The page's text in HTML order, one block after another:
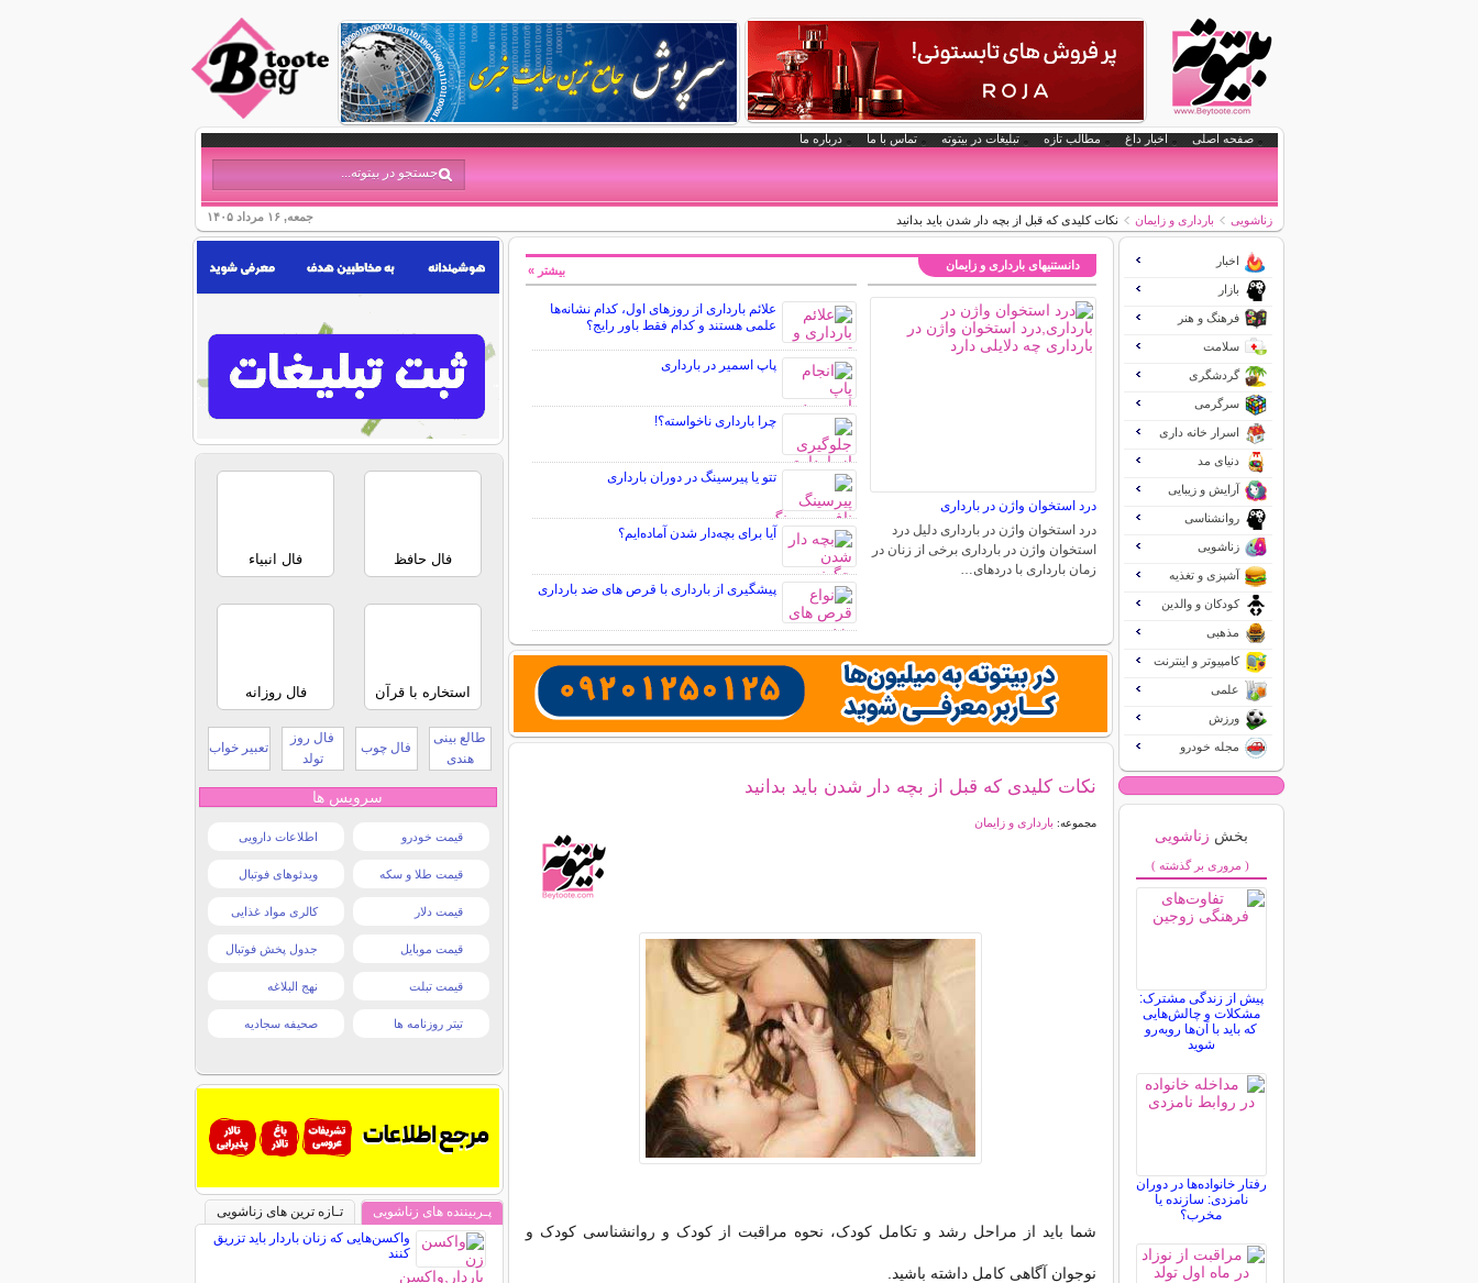
صفحه اصلی اخبار داغ مطالب تازه تبلیغات در بیتوته تماس با ما درباره ما
جمعه, ۱۶ مرداد ۱۴۰۵ زناشویی بارداری و زایمان نکات کلیدی که قبل از بچه دار شدن باید بدانید
دانستنیهای بارداری و زایمان
درد استخوان واژن در بارداری
درد استخوان واژن در بارداری دلیل درد
استخوان واژن در بارداری برخی از زنان در
زمان بارداری با دردهای…
علائم بارداری از روزهای اول، کدام نشانه‌ها
علمی هستند و کدام فقط باور رایج؟
پاپ اسمیر در بارداری
چرا بارداری ناخواسته؟!
تتو یا پیرسینگ در دوران بارداری
آیا برای بچه‌دار شدن آماده‌ایم؟
پیشگیری از بارداری با قرص های ضد بارداری
بیشتر »
نکات کلیدی که قبل از بچه دار شدن باید بدانید
مجموعه: بارداری و زایمان
شما باید از مراحل رشد و تکامل کودک، نحوه مراقبت از کودک و روانشناسی کودک و
نوجوان آگاهی کامل داشته باشید.
اخبار
بازار
فرهنگ و هنر
سلامت
گردشگری
سرگرمی
اسرار خانه داری
دنیای مد
آرایش و زیبایی
روانشناسی
زناشویی
آشپزی و تغذیه
کودکان و والدین
مذهبی
کامپیوتر و اینترنت
علمی
ورزش
مجله خودرو
بخش زناشویی
( مروری بر گذشته )
پیش از زندگی مشترک:
مشکلات و چالش‌هایی
که باید با آن‌ها روبه‌رو
شوید
رفتار خانواده‌ها در دوران
نامزدی: سازنده یا
مخرب؟
فال حافظ فال انبیاء
استخاره با قرآن فال روزانه
طالع بینی
هندی
فال چوب
فال روز
تولد
تعبیر خواب
سرویس ها
قیمت خودرو اطلاعات دارویی
قیمت طلا و سکه ویدئوهای فوتبال
قیمت دلار کالری مواد غذایی
قیمت موبایل جدول پخش فوتبال
قیمت تبلت نهج البلاغه
تیتر روزنامه ها صحیفه سجادیه
پـربیننده های زناشویی
تـازه ترین های زناشویی
واکسن‌هایی که زنان باردار باید تزریق
کنند